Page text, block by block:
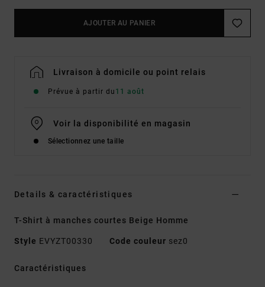
AJOUTER AU PANIER
Livraison à domicile ou point relais
Prévue à partir du 11 août
Voir la disponibilité en magasin
Sélectionnez une taille
Details & caractéristiques
T-Shirt à manches courtes Beige Homme
Style EVYZT00330 Code couleur sez0
Caractéristiques